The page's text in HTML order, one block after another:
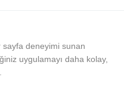
deneyimi sunan
uygulamayı daha kolay,